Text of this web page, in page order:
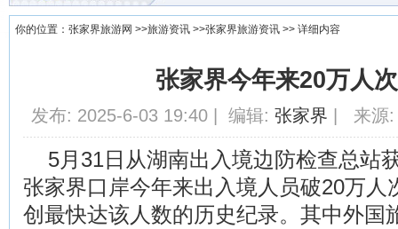
你的位置： 张家界旅游网 >>旅游资讯 >>张家界旅游资讯 >> 详细内容
张家界今年来20万人
发布: 2025-6-03 19:40 | 编辑: 张家界 | 来源:
5月31日从湖南出入境边防检查总站
张家界口岸今年来出入境人员破20万人
创最快达该人数的历史纪录。其中外国